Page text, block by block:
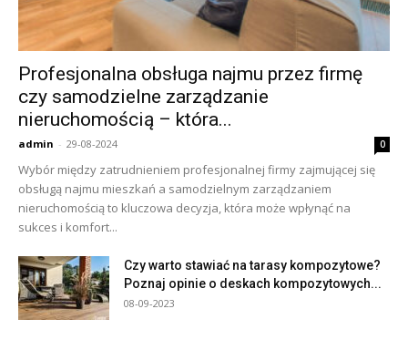
Profesjonalna obsługa najmu przez firmę
czy samodzielne zarządzanie
nieruchomością – która...
admin - 29-08-2024 0
Wybór między zatrudnieniem profesjonalnej firmy zajmującej się
obsługą najmu mieszkań a samodzielnym zarządzaniem
nieruchomością to kluczowa decyzja, która może wpłynąć na
sukces i komfort...
Czy warto stawiać na tarasy kompozytowe?
Poznaj opinie o deskach kompozytowych...
08-09-2023